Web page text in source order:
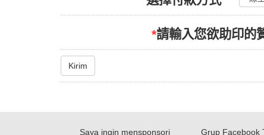
*請輸入您欲助印的
Kirim
Saya ingin mensponsori
Grup Facebook